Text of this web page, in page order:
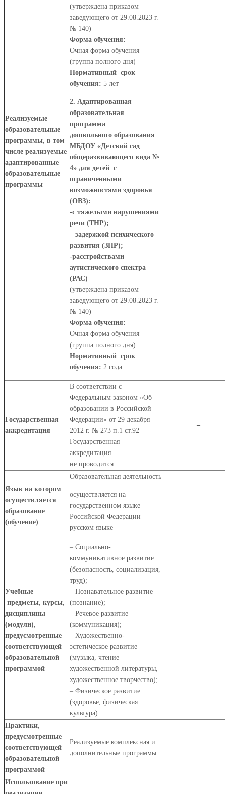
Реализуемые
образовательные
программы, в том
числе реализуемые
адаптированные
образовательные
программы
(утверждена приказом
заведующего от 29.08.2023 г.
№ 140)
Форма обучения:
Очная форма обучения
(группа полного дня)
Нормативный срок
обучения: 5 лет
2. Адаптированная
образовательная
программа
дошкольного образования
МБДОУ «Детский сад
общеразвивающего вида №
4» для детей с
ограниченными
возможностями здоровья
(ОВЗ):
-с тяжелыми нарушениями
речи (ТНР);
– задержкой психического
развития (ЗПР);
-расстройствами
аутистического спектра
(РАС)
(утверждена приказом
заведующего от 29.08.2023 г.
№ 140)
Форма обучения:
Очная форма обучения
(группа полного дня)
Нормативный срок
обучения: 2 года
Государственная
аккредитация
В соответствии с
Федеральным законом «Об
образовании в Российской
Федерации» от 29 декабря
2012 г. № 273 п.1 ст.92
Государственная
аккредитация
не проводится
–
Язык на котором
осуществляется
образование
(обучение)
Образовательная деятельность
осуществляется на
государственном языке
Российской Федерации —
русском языке
–
Учебные
предметы, курсы,
дисциплины
(модули),
предусмотренные
соответствующей
образовательной
программой
– Социально-
коммуникативное развитие
(безопасность, социализация,
труд);
– Познавательное развитие
(познание);
– Речевое развитие
(коммуникация);
– Художественно-
эстетическое развитие
(музыка, чтение
художественной литературы,
художественное творчество);
– Физическое развитие
(здоровье, физическая
культура)
Практики,
предусмотренные
соответствующей
образовательной
программой
Реализуемые комплексная и
дополнительные программы
Использование при